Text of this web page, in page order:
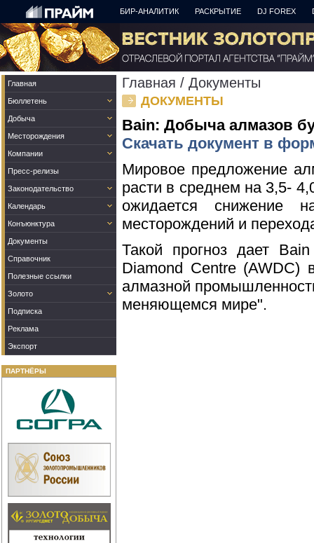
БИР-АНАЛИТИК РАСКРЫТИЕ DJ FOREX
Главная
Бюллетень
Добыча
Месторождения
Компании
Пресс-релизы
Законодательство
Календарь
Конъюнктура
Документы
Справочник
Полезные ссылки
Золото
Подписка
Реклама
Экспорт
ПАРТНЁРЫ
Главная / Документы
ДОКУМЕНТЫ
Bain: Добыча алмазов
Скачать документ в
Мировое предложение
расти в среднем на 3,5-
ожидается снижение
месторождений и
Такой прогноз дает
Diamond Centre (AWDC)
алмазной
меняющемся мире".